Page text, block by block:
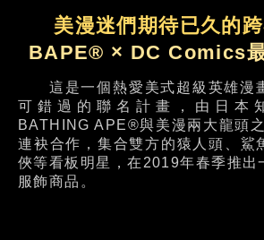
美漫迷們期待已久的跨
BAPE® × DC Comics
這是一個熱愛美式超級英雄漫
可錯過的聯名計畫，由日本
BATHING APE®與美漫兩大龍頭
連袂合作，集合雙方的猿人頭、鯊
俠等看板明星，在2019年春季推出
服飾商品。